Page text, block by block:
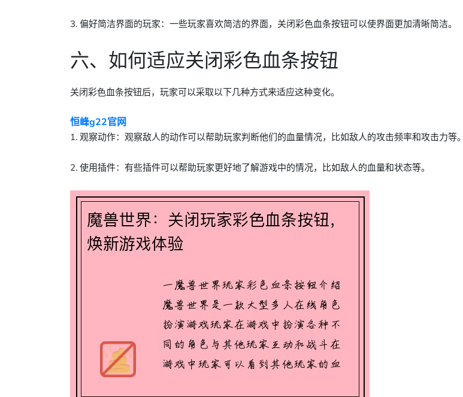
3. 偏好简洁界面的玩家：一些玩家喜欢简洁的界面，关闭彩色血条按钮可以使界面更加清晰简洁。
六、如何适应关闭彩色血条按钮
关闭彩色血条按钮后，玩家可以采取以下几种方式来适应这种变化。
恒峰g22官网
1. 观察动作：观察敌人的动作可以帮助玩家判断他们的血量情况，比如敌人的攻击频率和攻击力等。
2. 使用插件：有些插件可以帮助玩家更好地了解游戏中的情况，比如敌人的血量和状态等。